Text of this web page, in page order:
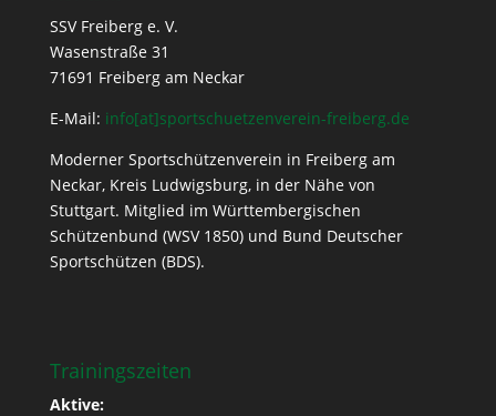
SSV Freiberg e. V.
Wasenstraße 31
71691 Freiberg am Neckar
E-Mail: info[at]sportschuetzenverein-freiberg.de
Moderner Sportschützenverein in Freiberg am
Neckar, Kreis Ludwigsburg, in der Nähe von
Stuttgart. Mitglied im Württembergischen
Schützenbund (WSV 1850) und Bund Deutscher
Sportschützen (BDS).
Trainingszeiten
Aktive: